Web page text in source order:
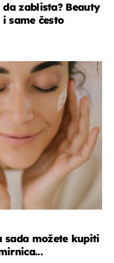
zablista? Beauty
same često
sada možete kupiti